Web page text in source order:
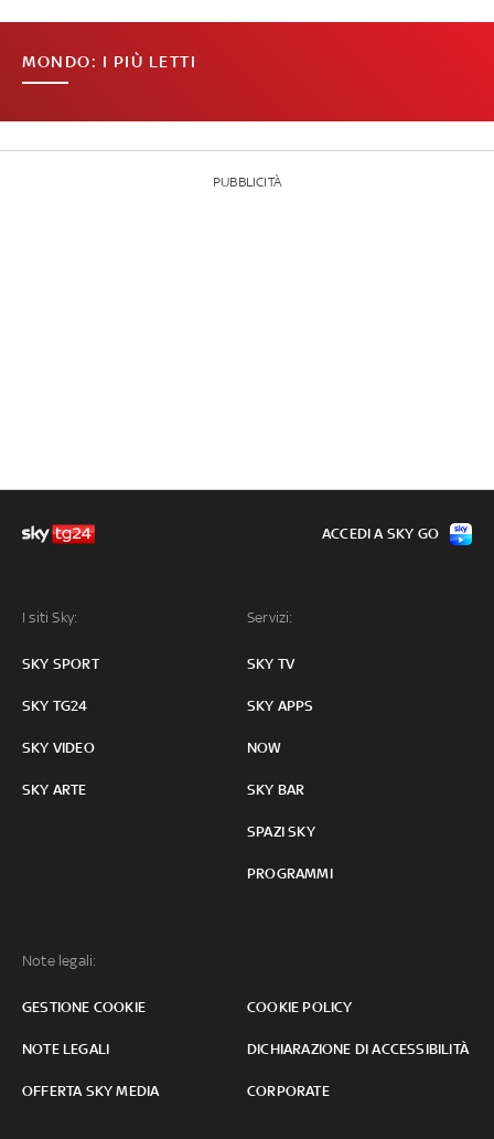
MONDO: I PIÙ LETTI
PUBBLICITÀ
I siti Sky:
SKY SPORT
SKY TG24
SKY VIDEO
SKY ARTE
Servizi:
SKY TV
SKY APPS
NOW
SKY BAR
SPAZI SKY
PROGRAMMI
Note legali:
GESTIONE COOKIE COOKIE POLICY
NOTE LEGALI DICHIARAZIONE DI ACCESSIBILITÀ
OFFERTA SKY MEDIA CORPORATE
ACCEDI A SKY GO